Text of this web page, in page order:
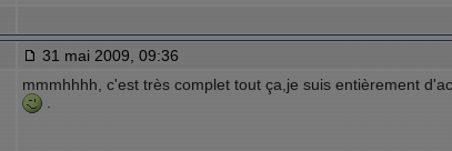
31 mai 2009, 09:36
mmmhhhh, c'est très complet tout ça,je suis entièrement
.